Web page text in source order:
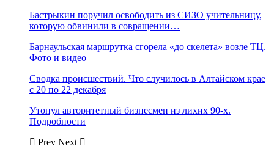
Бастрыкин поручил освободить из СИЗО учительницу,
которую обвинили в совращении…
Барнаульская маршрутка сгорела «до скелета» возле ТЦ.
Фото и видео
Сводка происшествий. Что случилось в Алтайском крае
с 20 по 22 декабря
Утонул авторитетный бизнесмен из лихих 90-х.
Подробности
Prev Next